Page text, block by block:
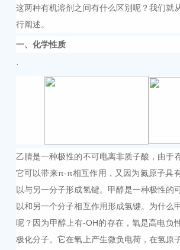
这两种有机溶剂之间有什么区别呢？我们就
行阐述。
一、化学性质
·
乙腈是一种极性的不可电离非质子酸，由于
它可以带来π-π相互作用，又因为氮原子具
以与另一分子形成氢键。甲醇是一种极性的
以和另一个分子相互作用形成氢键。为什么
呢？因为甲醇上有-OH的存在，氧是高电负
极化分子。它在氧上产生微负电荷，在氢原